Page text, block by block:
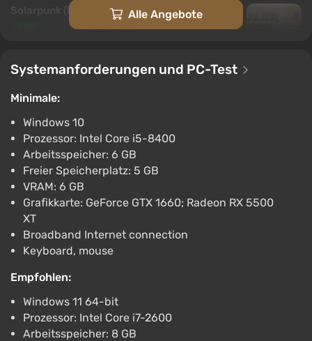
Solarpunk (PC) [North America] [Standard]
€36
-5%
Boosted
PC
Difmark
Solarpunk / Steam AUTO / RU + WORLD
€8.1
ggsel 4.2457 Bewertungen
Unterstützung bei VGTimes
Solarpunk STEAM GIFT AUTO RU+World
€8.22
PC
Unterstützung bei VGTimes
Solarpunk | Steam Key RU+CIS
€8.32
Alle Angebote
Systemanforderungen und PC-Test
Minimale:
Windows 10
Prozessor: Intel Core i5-8400
Arbeitsspeicher: 6 GB
Freier Speicherplatz: 5 GB
VRAM: 6 GB
Grafikkarte: GeForce GTX 1660; Radeon RX 5500
XT
Broadband Internet connection
Keyboard, mouse
Empfohlen:
Windows 11 64-bit
Prozessor: Intel Core i7-2600
Arbeitsspeicher: 8 GB